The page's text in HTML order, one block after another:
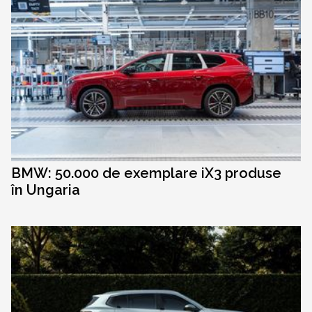
BMW: 50.000 de exemplare iX3 produse
în Ungaria